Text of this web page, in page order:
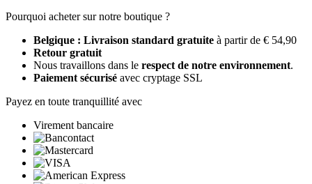
Pourquoi acheter sur notre boutique ?
Belgique : Livraison standard gratuite à partir de € 54,90
Retour gratuit
Nous travaillons dans le respect de notre environnement.
Paiement sécurisé avec cryptage SSL
Payez en toute tranquillité avec
Virement bancaire